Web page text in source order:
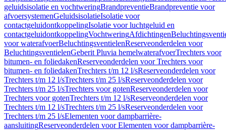
geluidsisolatie en vochtweringBrandpreventieBrandpreventie voor
afvoersystemenGeluidsisolatieIsolatie voor
contactgeluidontkoppelingIsolatie voor luchtgeluid en
contactgeluidontkoppelingVochtweringAfdichtingen
voor waterafvoerBeluchtingsventielenReserveonderdelen voor
BeluchtingsventielenGeberit Pluvia hemelwaterafvoerTrechters voor
bitumen- en foliedakenReserveonderdelen voor Trechters voor
bitumen- en foliedakenTrechters t/m 12 l/sReserveonderdelen voor
Trechters t/m 12 l/sTrechters t/m 25 l/sReserveonderdelen voor
Trechters t/m 25 l/sTrechters voor gotenReserveonderdelen voor
Trechters voor gotenTrechters t/m 12 l/sReserveonderdelen voor
Trechters t/m 12 l/sTrechters t/m 25 l/sReserveonderdelen voor
Trechters t/m 25 l/sElementen voor dampbarrière-
aansluitingReserveonderdelen voor Elementen voor dampbarrière-